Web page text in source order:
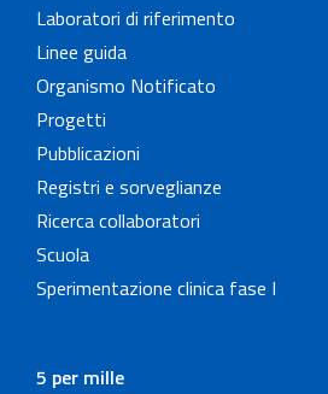
Laboratori di riferimento
Linee guida
Organismo Notificato
Progetti
Pubblicazioni
Registri e sorveglianze
Ricerca collaboratori
Scuola
Sperimentazione clinica fase I
5 per mille